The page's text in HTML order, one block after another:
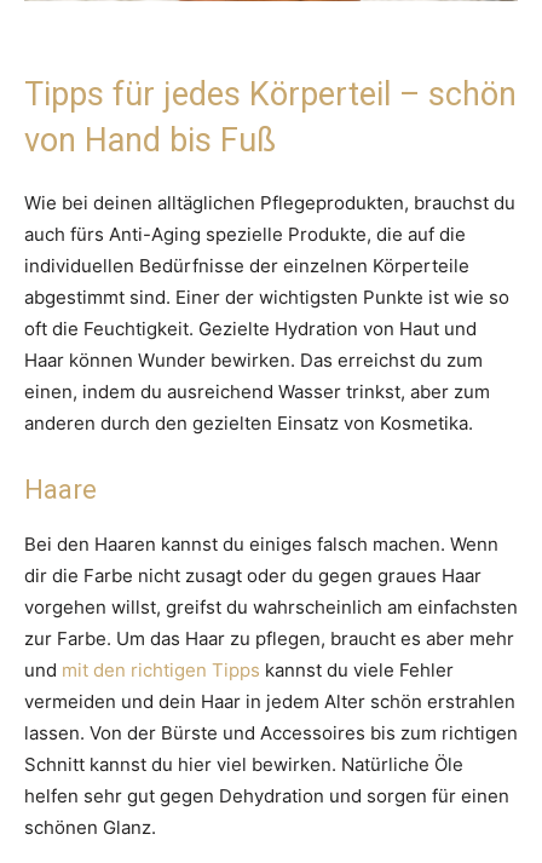
Tipps für jedes Körperteil – schön
von Hand bis Fuß
Wie bei deinen alltäglichen Pflegeprodukten, brauchst du
auch fürs Anti-Aging spezielle Produkte, die auf die
individuellen Bedürfnisse der einzelnen Körperteile
abgestimmt sind. Einer der wichtigsten Punkte ist wie so
oft die Feuchtigkeit. Gezielte Hydration von Haut und
Haar können Wunder bewirken. Das erreichst du zum
einen, indem du ausreichend Wasser trinkst, aber zum
anderen durch den gezielten Einsatz von Kosmetika.
Haare
Bei den Haaren kannst du einiges falsch machen. Wenn
dir die Farbe nicht zusagt oder du gegen graues Haar
vorgehen willst, greifst du wahrscheinlich am einfachsten
zur Farbe. Um das Haar zu pflegen, braucht es aber mehr
und mit den richtigen Tipps kannst du viele Fehler
vermeiden und dein Haar in jedem Alter schön erstrahlen
lassen. Von der Bürste und Accessoires bis zum richtigen
Schnitt kannst du hier viel bewirken. Natürliche Öle
helfen sehr gut gegen Dehydration und sorgen für einen
schönen Glanz.